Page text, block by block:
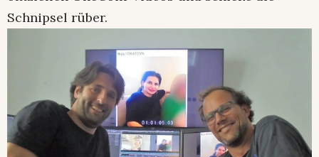
Schnipsel rüber.